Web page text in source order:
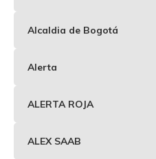
Alcaldia de Bogotá
Alerta
ALERTA ROJA
ALEX SAAB